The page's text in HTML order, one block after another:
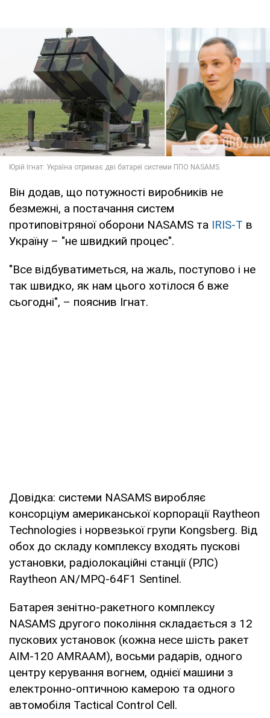
Він додав, що потужності виробників не
безмежні, а постачання систем
протиповітряної оборони NASAMS та IRIS-T в
Україну – "не швидкий процес".
"Все відбуватиметься, на жаль, поступово і не
так швидко, як нам цього хотілося б вже
сьогодні", – пояснив Ігнат.
Довідка: системи NASAMS виробляє
консорціум американської корпорації Raytheon
Technologies і норвезької групи Kongsberg. Від
обох до складу комплексу входять пускові
установки, радіолокаційні станції (РЛС)
Raytheon AN/MPQ-64F1 Sentinel.
Батарея зенітно-ракетного комплексу
NASAMS другого покоління складається з 12
пускових установок (кожна несе шість ракет
AIM-120 AMRAAM), восьми радарів, одного
центру керування вогнем, однієї машини з
електронно-оптичною камерою та одного
автомобіля Tactical Control Cell.